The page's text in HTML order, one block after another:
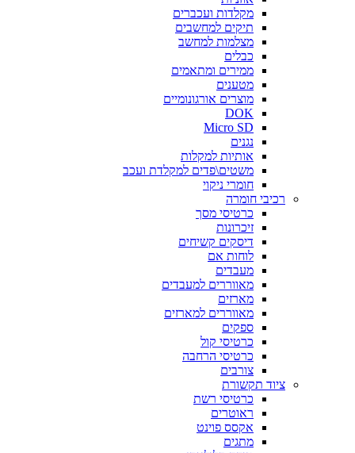
מקלדות ועכברים
תיקים למחשבים
מצלמות למחשב
כבלים
ממירים ומתאמים
מטענים
מוצרים אורגונומיים
DOK
Micro SD
נגנים
אותיות למקלות
משטים\פדים למקלדת ועכב
חומרי ניקוי
רכיבי חומרה
כרטיסי מסך
זיכרונות
דיסקים קשיחים
לוחות אם
מעבדים
מאווררים למעבדים
מארזים
מאווררים למארזים
ספקים
כרטיסי קול
כרטיסי הרחבה
צורבים
ציוד תקשורת
כרטיסי רשת
ראוטרים
אקסס פוינט
מתגים